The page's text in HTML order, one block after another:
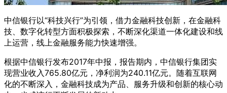
中信银行以“科技兴行”为引领，借力金融科技创新，在金融科
技、数字化转型方面积极探索，不断深化渠道一体化建设和线
上运营，线上金融服务能力快速增强。
根据中信银行发布2017年中报，报告期内，中信银行集团实
现营业收入765.80亿元，净利润为240.11亿元。随着互联网
化的不断深入，金融科技成为产品、服务升级和创新的核心动